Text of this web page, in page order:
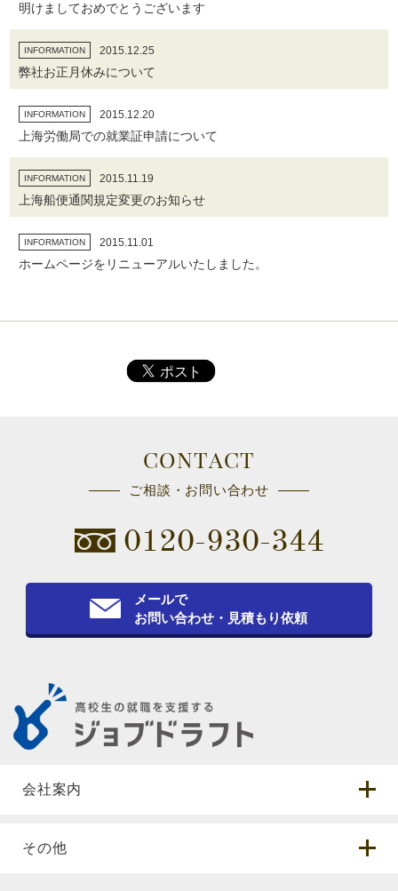
明けましておめでとうございます
INFORMATION 2015.12.25
弊社お正月休みについて
INFORMATION 2015.12.20
上海労働局での就業証申請について
INFORMATION 2015.11.19
上海船便通関規定変更のお知らせ
INFORMATION 2015.11.01
ホームページをリニューアルいたしました。
CONTACT
ご相談・お問い合わせ
0120-930-344
メールで
お問い合わせ・見積もり依頼
会社案内
その他